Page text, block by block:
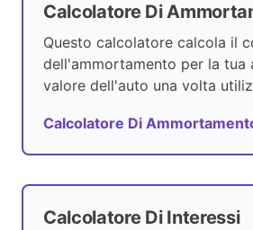
Calcolatore Di
Questo calcolatore calcola il
dell'ammortamento per la tua
valore dell'auto una volta
Calcolatore Di
Calcolatore Di Interessi